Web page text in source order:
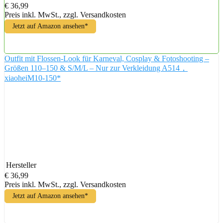
€ 36,99
Preis inkl. MwSt., zzgl. Versandkosten
Jetzt auf Amazon ansehen*
Outfit mit Flossen-Look für Karneval, Cosplay & Fotoshooting –
Größen 110–150 & S/M/L – Nur zur Verkleidung A514，
xiaoheiM10-150*
Hersteller
€ 36,99
Preis inkl. MwSt., zzgl. Versandkosten
Jetzt auf Amazon ansehen*